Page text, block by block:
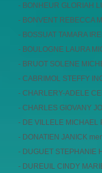
- BONHEUR GLORIAH
- BONVENT REBECCA
- BOSSUAT TAMARA
- BOULOGNE LAURA
- BRUOT SOLENE
- CABRIMOL STEFFY
- CHARLERY-ADELE
- CHARLES GIOVANY
- DE VILLELE MICHAEL
- DONATIEN JANICK
- DUGUET STEPHANIE
- DUREUIL CINDY